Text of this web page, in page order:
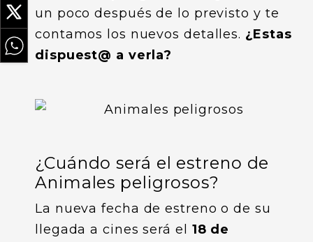
un poco después de lo previsto y te
contamos los nuevos detalles. ¿Estas
dispuest@ a verla?
¿Cuándo será el estreno de
Animales peligrosos?
La nueva fecha de estreno o de su
llegada a cines será el 18 de